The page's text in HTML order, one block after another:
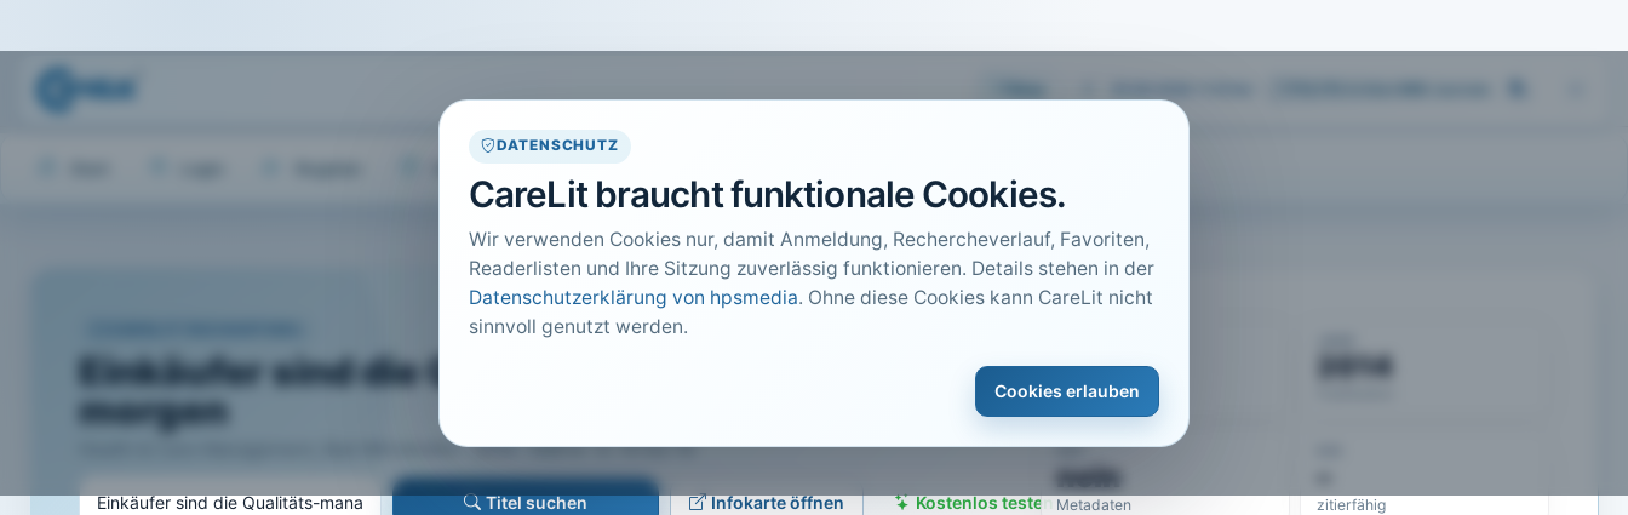
DATENSCHUTZ
CareLit braucht funktionale Cookies.
Wir verwenden Cookies nur, damit Anmeldung, Rechercheverlauf, Favoriten,
Readerlisten und Ihre Sitzung zuverlässig funktionieren. Details stehen in der
Datenschutzerklärung von hpsmedia. Ohne diese Cookies kann CareLit nicht
sinnvoll genutzt werden.
Cookies erlauben
Einkäufer sind die Qualitäts-manager von
morgen
Health & Care Management, Bad Wörishofen · 2014 · Heft 6 · S. 14 bis 16
Titel suchen Infokarte öffnen Kostenlos testen
150777
CareLit-ID
2014
PDF
nein
Metadaten zitierfähig